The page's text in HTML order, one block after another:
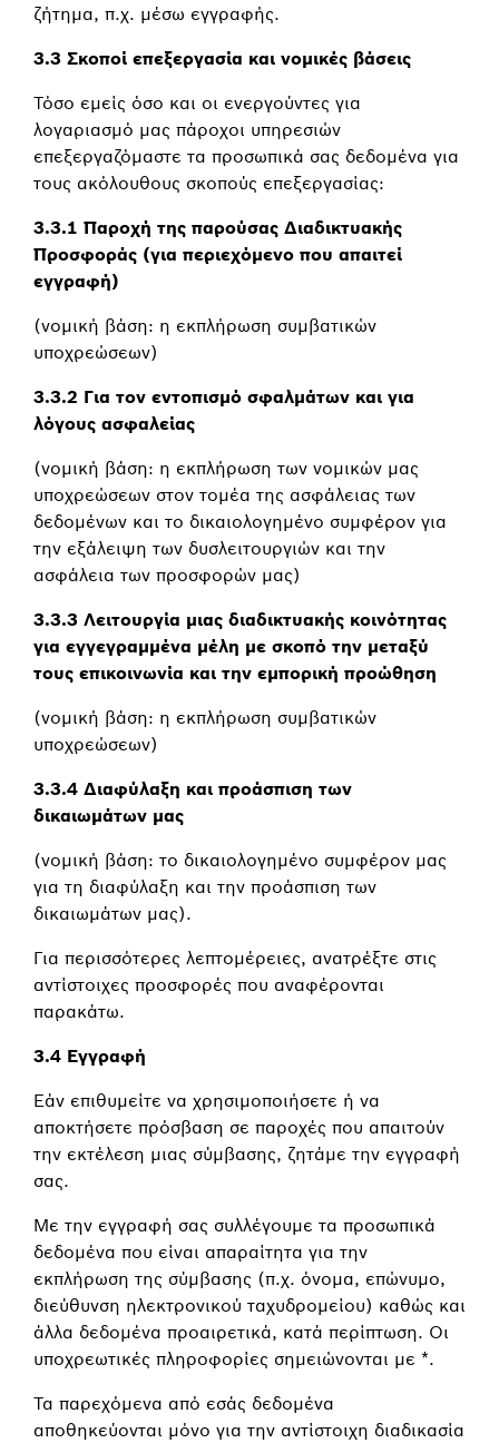
ζήτημα, π.χ. μέσω εγγραφής.
3.3 Σκοποί επεξεργασία και νομικές βάσεις
Τόσο εμείς όσο και οι ενεργούντες για
λογαριασμό μας πάροχοι υπηρεσιών
επεξεργαζόμαστε τα προσωπικά σας δεδομένα για
τους ακόλουθους σκοπούς επεξεργασίας:
3.3.1 Παροχή της παρούσας Διαδικτυακής
Προσφοράς (για περιεχόμενο που απαιτεί
εγγραφή)
(νομική βάση: η εκπλήρωση συμβατικών
υποχρεώσεων)
3.3.2 Για τον εντοπισμό σφαλμάτων και για
λόγους ασφαλείας
(νομική βάση: η εκπλήρωση των νομικών μας
υποχρεώσεων στον τομέα της ασφάλειας των
δεδομένων και το δικαιολογημένο συμφέρον για
την εξάλειψη των δυσλειτουργιών και την
ασφάλεια των προσφορών μας)
3.3.3 Λειτουργία μιας διαδικτυακής κοινότητας
για εγγεγραμμένα μέλη με σκοπό την μεταξύ
τους επικοινωνία και την εμπορική προώθηση
(νομική βάση: η εκπλήρωση συμβατικών
υποχρεώσεων)
3.3.4 Διαφύλαξη και προάσπιση των
δικαιωμάτων μας
(νομική βάση: το δικαιολογημένο συμφέρον μας
για τη διαφύλαξη και την προάσπιση των
δικαιωμάτων μας).
Για περισσότερες λεπτομέρειες, ανατρέξτε στις
αντίστοιχες προσφορές που αναφέρονται
παρακάτω.
3.4 Εγγραφή
Εάν επιθυμείτε να χρησιμοποιήσετε ή να
αποκτήσετε πρόσβαση σε παροχές που απαιτούν
την εκτέλεση μιας σύμβασης, ζητάμε την εγγραφή
σας.
Με την εγγραφή σας συλλέγουμε τα προσωπικά
δεδομένα που είναι απαραίτητα για την
εκπλήρωση της σύμβασης (π.χ. όνομα, επώνυμο,
διεύθυνση ηλεκτρονικού ταχυδρομείου) καθώς και
άλλα δεδομένα προαιρετικά, κατά περίπτωση. Οι
υποχρεωτικές πληροφορίες σημειώνονται με *.
Τα παρεχόμενα από εσάς δεδομένα
αποθηκεύονται μόνο για την αντίστοιχη διαδικασία